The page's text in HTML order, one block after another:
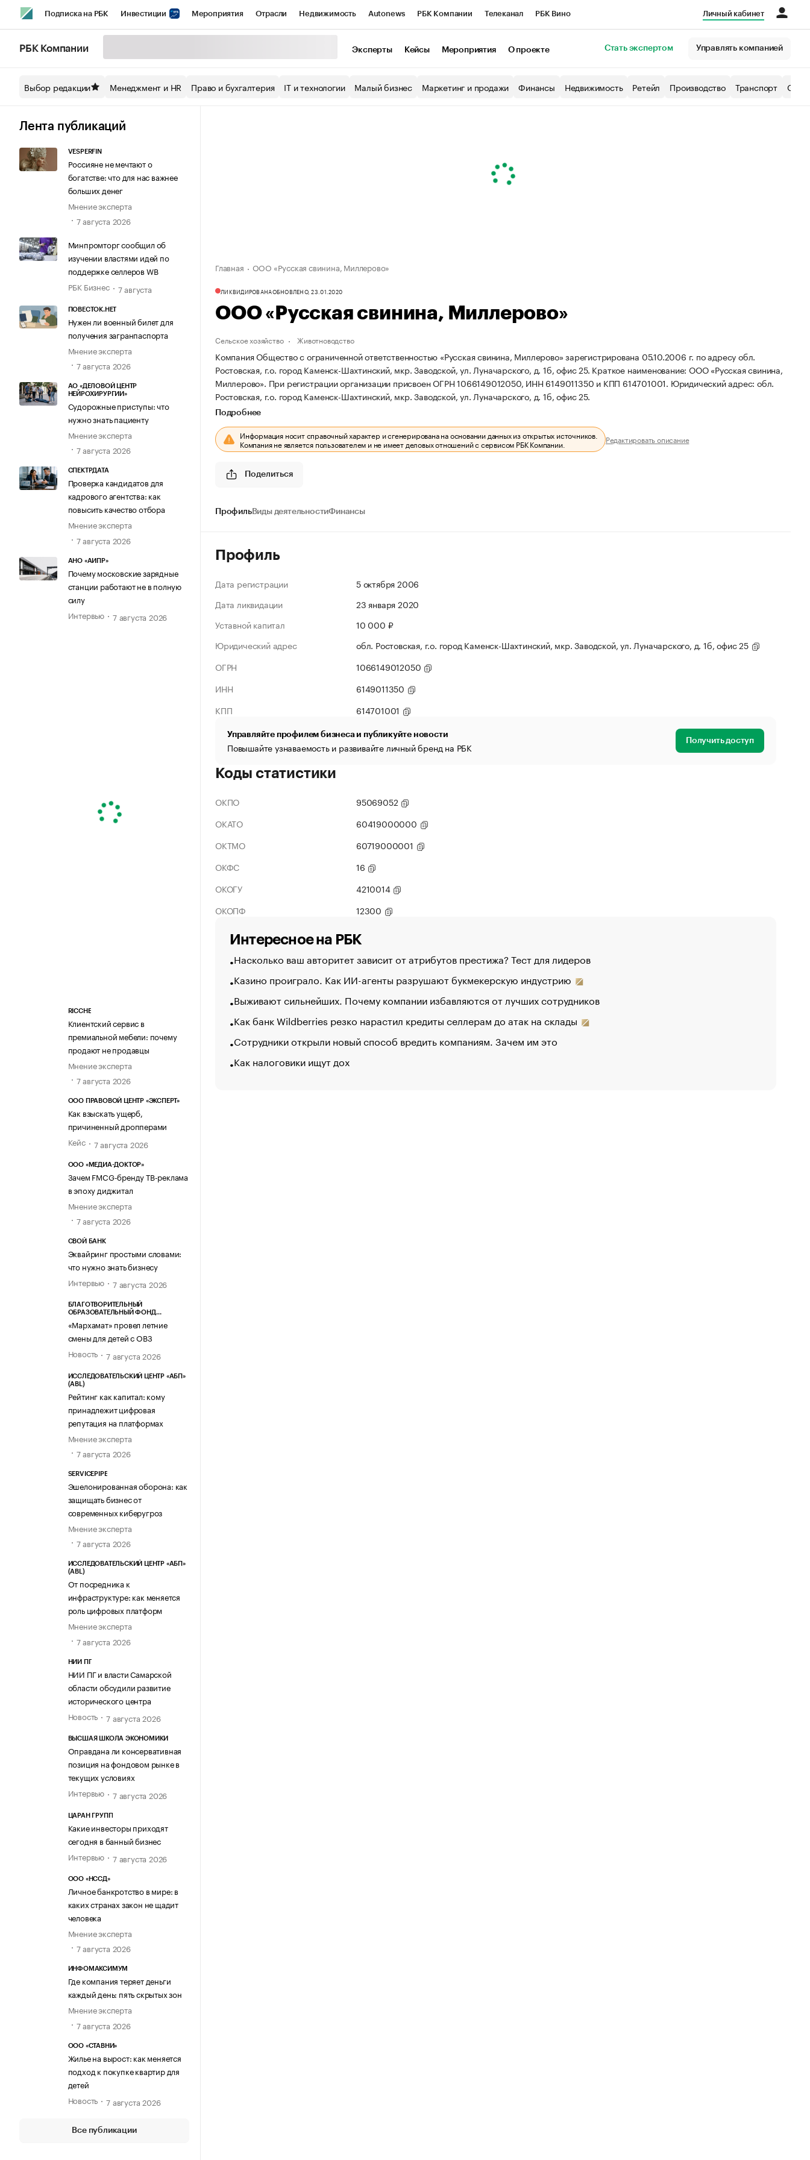
Подписка на РБК Инвестиции Мероприятия Отрасли Недвижимость Autonews РБК Компании Телеканал РБК Вино
Спецпроекты СПб Конференции СПб Спецпроекты Экономика Бизнес
Технологии и медиа
Личный кабинет
РБК Компании Эксперты Кейсы Мероприятия О проекте Стать экспертом Управлять компанией
Выбор редакции Менеджмент и HR Право и бухгалтерия IT и технологии Малый бизнес Маркетинг и продажи Финансы Недвижимость Ретейл Производство Транспорт
Лента публикаций
VESPERFIN
Россияне не мечтают о
богатстве: что для нас важнее
больших денег
Мнение эксперта
7 августа 2026
Минпромторг сообщил об
изучении властями идей по
поддержке селлеров WB
РБК Бизнес
7 августа
ПОВЕСТОК.НЕТ
Нужен ли военный билет для
получения загранпаспорта
Мнение эксперта
7 августа 2026
АО «ДЕЛОВОЙ ЦЕНТР
НЕЙРОХИРУРГИИ»
Судорожные приступы: что
нужно знать пациенту
Мнение эксперта
7 августа 2026
СПЕКТРДАТА
Проверка кандидатов для
кадрового агентства: как
повысить качество отбора
Мнение эксперта
7 августа 2026
АНО «АИПР»
Почему московские зарядные
станции работают не в полную
силу
Интервью
7 августа 2026
RICCHE
Клиентский сервис в
премиальной мебели: почему
продают не продавцы
Мнение эксперта
7 августа 2026
ООО ПРАВОВОЙ ЦЕНТР «ЭКСПЕРТ»
Как взыскать ущерб,
причиненный дропперами
Кейс
7 августа 2026
ООО «МЕДИА-ДОКТОР»
Зачем FMCG-бренду ТВ-реклама
в эпоху диджитал
Мнение эксперта
7 августа 2026
СВОЙ БАНК
Эквайринг простыми словами:
что нужно знать бизнесу
Интервью
7 августа 2026
БЛАГОТВОРИТЕЛЬНЫЙ
ОБРАЗОВАТЕЛЬНЫЙ ФОНД
«Мархамат» провел летние
смены для детей с ОВЗ
Новость
7 августа 2026
ИССЛЕДОВАТЕЛЬСКИЙ ЦЕНТР «АБП»
(ABL)
Рейтинг как капитал: кому
принадлежит цифровая
репутация на платформах
Мнение эксперта
7 августа 2026
SERVICEPIPE
Эшелонированная оборона: как
защищать бизнес от
современных киберугроз
Мнение эксперта
7 августа 2026
ИССЛЕДОВАТЕЛЬСКИЙ ЦЕНТР «АБП»
(ABL)
От посредника к
инфраструктуре: как меняется
роль цифровых платформ
Мнение эксперта
7 августа 2026
НИИ ПГ
НИИ ПГ и власти Самарской
области обсудили развитие
исторического центра
Новость
7 августа 2026
ВЫСШАЯ ШКОЛА ЭКОНОМИКИ
Оправдана ли консервативная
позиция на фондовом рынке в
текущих условиях
Интервью
7 августа 2026
ЦАРАН ГРУПП
Какие инвесторы приходят
сегодня в банный бизнес
Интервью
7 августа 2026
ООО «НССД»
Личное банкротство в мире: в
каких странах закон не щадит
человека
Мнение эксперта
7 августа 2026
ИНФОМАКСИМУМ
Где компания теряет деньги
каждый день: пять скрытых зон
Мнение эксперта
7 августа 2026
ООО «СТАВНИ»
Жилье на вырост: как меняется
подход к покупке квартир для
детей
Новость
7 августа 2026
Все публикации
Главная ООО «Русская свинина, Миллерово»
ЛИКВИДИРОВАНАОБНОВЛЕНО, 23.01.2020
ООО «Русская свинина, Миллерово»
Сельское хозяйство Животноводство
Компания Общество с ограниченной ответственностью «Русская свинина, Миллерово» зарегистрирована 05.10.2006 г. по адресу обл.
Ростовская, г.о. город Каменск-Шахтинский, мкр. Заводской, ул. Луначарского, д. 1б, офис 25. Краткое наименование: ООО «Русская свинина,
Миллерово». При регистрации организации присвоен ОГРН 1066149012050, ИНН 6149011350 и КПП 614701001. Юридический адрес: обл.
Ростовская, г.о. город Каменск-Шахтинский, мкр. Заводской, ул. Луначарского, д. 1б, офис 25.
Подробнее
Информация носит справочный характер и сгенерирована на основании данных из открытых источников.
Компания не является пользователем и не имеет деловых отношений с сервисом РБК Компании. Редактировать описание
Поделиться
ПрофильВиды деятельностиФинансы
Профиль
Дата регистрации
5 октября 2006
Дата ликвидации
23 января 2020
Уставной капитал
10 000 ₽
Юридический адрес
обл. Ростовская, г.о. город Каменск-Шахтинский, мкр. Заводской, ул. Луначарского, д. 1б, офис 25
ОГРН
1066149012050
ИНН
6149011350
КПП
614701001
Управляйте профилем бизнеса и публикуйте новости
Повышайте узнаваемость и развивайте личный бренд на РБК Получить доступ
Коды статистики
ОКПО
95069052
ОКАТО
60419000000
ОКТМО
60719000001
ОКФС
16
ОКОГУ
4210014
ОКОПФ
12300
Интересное на РБК
Насколько ваш авторитет зависит от атрибутов престижа? Тест для лидеров
Казино проиграло. Как ИИ-агенты разрушают букмекерскую индустрию
Выживают сильнейших. Почему компании избавляются от лучших сотрудников
Как банк Wildberries резко нарастил кредиты селлерам до атак на склады
Сотрудники открыли новый способ вредить компаниям. Зачем им это
Как налоговики ищут дох